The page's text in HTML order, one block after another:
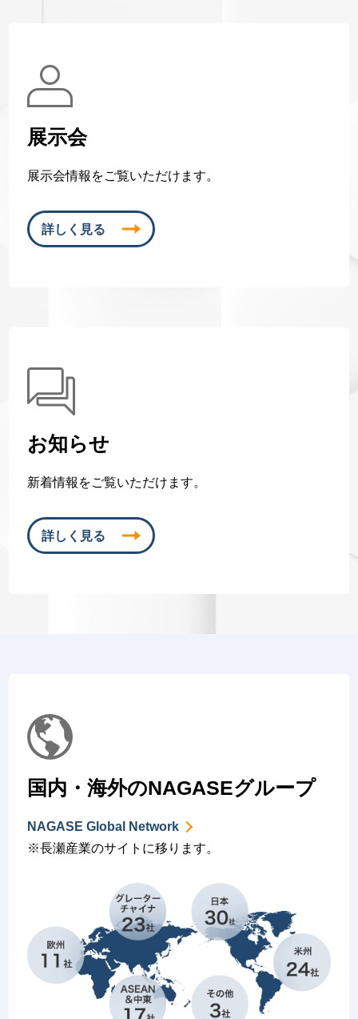
展示会
展示会情報をご覧いただけます。
詳しく見る
お知らせ
新着情報をご覧いただけます。
詳しく見る
国内・海外のNAGASEグループ
NAGASE Global Network
※長瀬産業のサイトに移ります。